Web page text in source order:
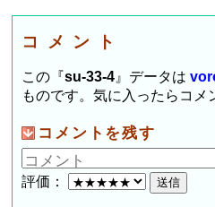
コメント
この『su-33-4』データは
ものです。気に入ったらコメ
コメントを残す
評価：